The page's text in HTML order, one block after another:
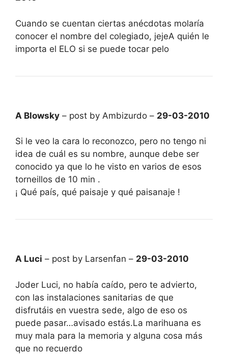
Cuando se cuentan ciertas anécdotas molaría
conocer el nombre del colegiado, jejeA quién le
importa el ELO si se puede tocar pelo
A Blowsky – post by Ambizurdo – 29-03-2010
Si le veo la cara lo reconozco, pero no tengo ni
idea de cuál es su nombre, aunque debe ser
conocido ya que lo he visto en varios de esos
torneillos de 10 min .
¡ Qué país, qué paisaje y qué paisanaje !
A Luci – post by Larsenfan – 29-03-2010
Joder Luci, no había caído, pero te advierto,
con las instalaciones sanitarias de que
disfrutáis en vuestra sede, algo de eso os
puede pasar…avisado estás.La marihuana es
muy mala para la memoria y alguna cosa más
que no recuerdo